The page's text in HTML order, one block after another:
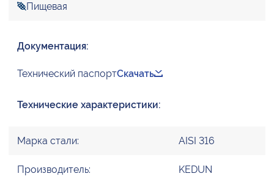
Пищевая
Документация:
Технический паспортСкачать
Технические характеристики:
Марка стали: AISI 316
Производитель: KEDUN